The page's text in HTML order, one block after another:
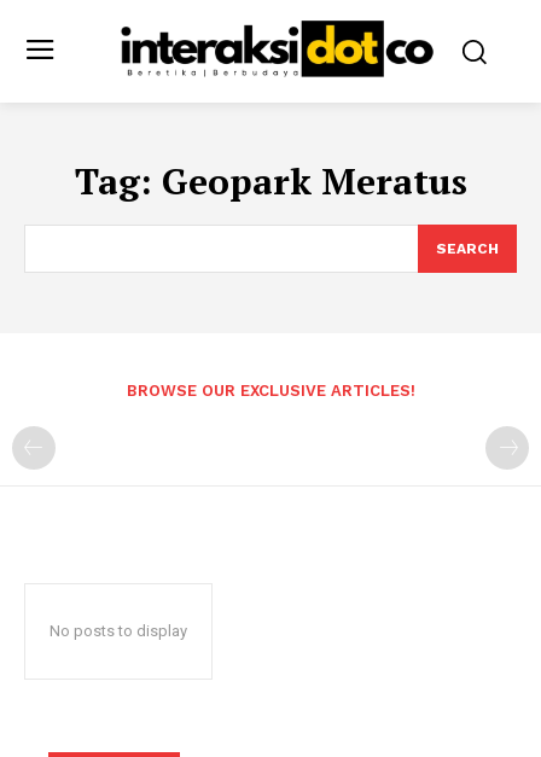
Tag: Geopark Meratus
SEARCH
BROWSE OUR EXCLUSIVE ARTICLES!
No posts to display